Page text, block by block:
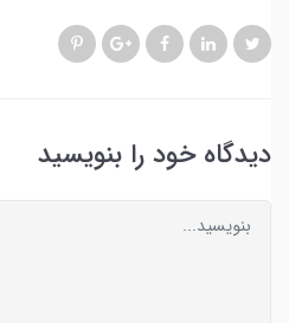
دیدگاه خود را بنویسید